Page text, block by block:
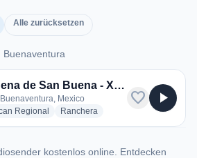
Alle zurücksetzen
Buenaventura
Buenaventura
La Que Buena de San Buena - XHSBT
Mexico
Regional radio stations
Ranchera
favorite play_arrow
kostenlos online. Entdecken